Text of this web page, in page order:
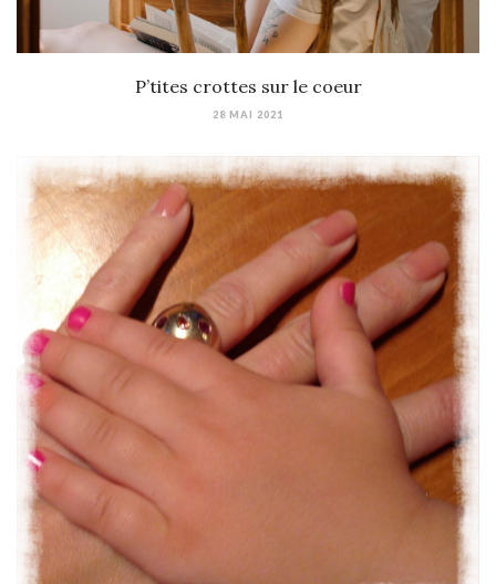
P’tites crottes sur le coeur
28 MAI 2021